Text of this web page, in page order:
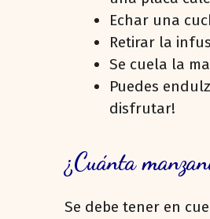
Echar una
Retirar la
Se cuela la
Puedes
disfrutar!
¿Cuánta
Se debe tener en